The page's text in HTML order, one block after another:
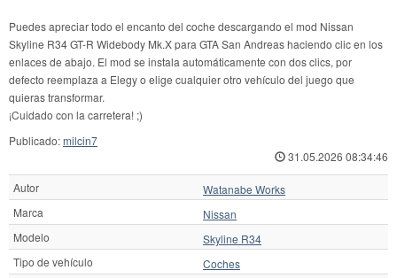
Puedes apreciar todo el encanto del coche descargando el mod Nissan
Skyline R34 GT-R Widebody Mk.X para GTA San Andreas haciendo clic en los
enlaces de abajo. El mod se instala automáticamente con dos clics, por
defecto reemplaza a Elegy o elige cualquier otro vehículo del juego que
quieras transformar.
¡Cuidado con la carretera! ;)
Publicado:milcin7
31.05.2026 08:34:46
Autor
Watanabe Works
Marca
Nissan
Modelo
Skyline R34
Tipo de vehículo
Coches